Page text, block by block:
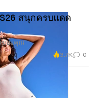
สนุกครบแดด
ของคุณ
3.7K 0